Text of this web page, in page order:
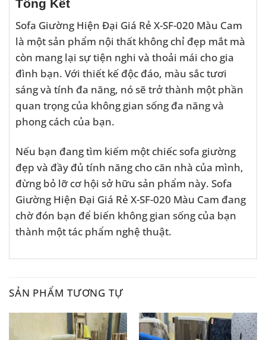
Tổng Kết
Sofa Giường Hiện Đại Giá Rẻ X-SF-020 Màu Cam
là một sản phẩm nội thất không chỉ đẹp mắt mà
còn mang lại sự tiện nghi và thoải mái cho gia
đình bạn. Với thiết kế độc đáo, màu sắc tươi
sáng và tính đa năng, nó sẽ trở thành một phần
quan trọng của không gian sống đa năng và
phong cách của bạn.
Nếu bạn đang tìm kiếm một chiếc sofa giường
đẹp và đầy đủ tính năng cho căn nhà của mình,
đừng bỏ lỡ cơ hội sở hữu sản phẩm này. Sofa
Giường Hiện Đại Giá Rẻ X-SF-020 Màu Cam đang
chờ đón bạn để biến không gian sống của bạn
thành một tác phẩm nghệ thuật.
SẢN PHẨM TƯƠNG TỰ